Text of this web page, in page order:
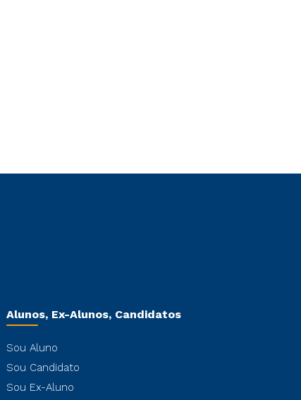
Alunos, Ex-Alunos, Candidatos
Sou Aluno
Sou Candidato
Sou Ex-Aluno